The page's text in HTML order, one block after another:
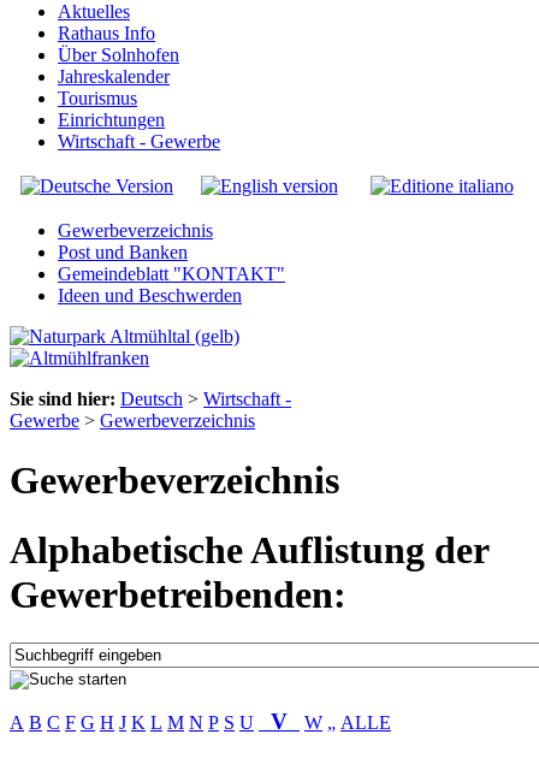
Aktuelles
Rathaus Info
Über Solnhofen
Jahreskalender
Tourismus
Einrichtungen
Wirtschaft - Gewerbe
Gewerbeverzeichnis
Post und Banken
Gemeindeblatt "KONTAKT"
Ideen und Beschwerden
Sie sind hier: Deutsch > Wirtschaft -
Gewerbe > Gewerbeverzeichnis
Gewerbeverzeichnis
Alphabetische Auflistung der
Gewerbetreibenden:
A B C F G H J K L M N P S U V W „ ALLE